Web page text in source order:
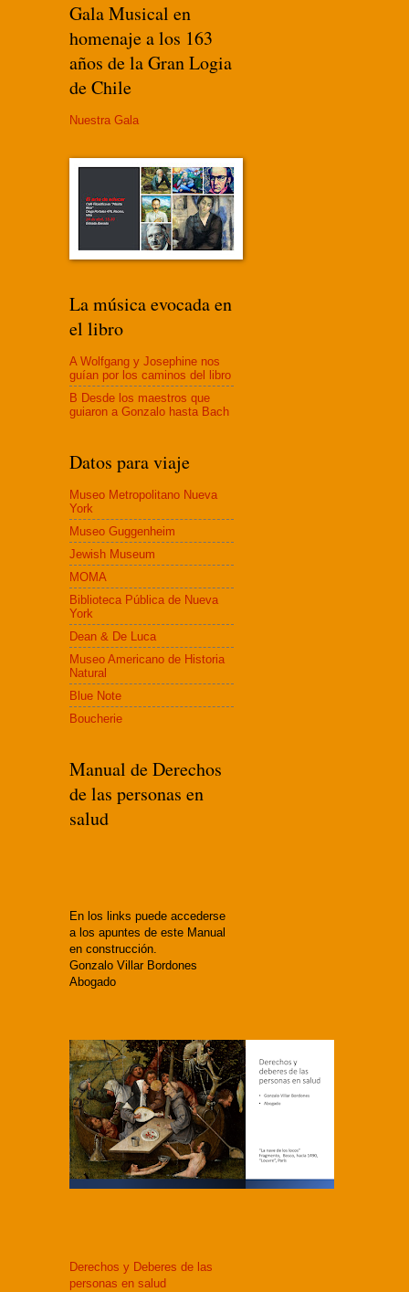
Gala Musical en
homenaje a los 163
años de la Gran Logia
de Chile
Nuestra Gala
La música evocada en
el libro
A Wolfgang y Josephine nos
guían por los caminos del libro
B Desde los maestros que
guiaron a Gonzalo hasta Bach
Datos para viaje
Museo Metropolitano Nueva
York
Museo Guggenheim
Jewish Museum
MOMA
Biblioteca Pública de Nueva
York
Dean & De Luca
Museo Americano de Historia
Natural
Blue Note
Boucherie
Manual de Derechos
de las personas en
salud
En los links puede accederse
a los apuntes de este Manual
en construcción.
Gonzalo Villar Bordones
Abogado
Derechos y Deberes de las
personas en salud